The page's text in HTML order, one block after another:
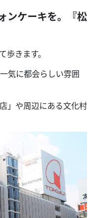
ンケーキを。『松
きます。
気に都会らしい雰囲
」や周辺にある文化村